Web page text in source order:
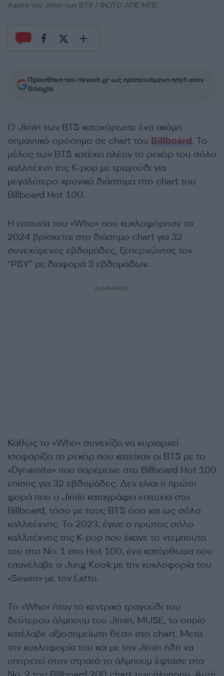
Αφίσα του Jimin των BTS / ΦΩΤΟ ΑΠΕ ΜΠΕ
Προσθήκη του newsit.gr ως προτεινόμενη πηγή στην
Google
Ο Jimin των BTS κατοχύρωσε ένα ακόμη
σημαντικό ορόσημο σε chart του Billboard. Το
μέλος των BTS κατέχει πλέον το ρεκόρ του σόλο
καλλιτέχνη της K-pop με τραγούδι για
μεγαλύτερο χρονικό διάστημα στο chart του
Billboard Hot 100.
Η επιτυχία του «Who» που κυκλοφόρησε το
2024 βρίσκεται στο διάσημο chart για 32
συνεχόμενες εβδομάδες, ξεπερνώντας τον
“PSY” με διαφορά 3 εβδομάδων.
ΔΙΑΦΗΜΙΣΗ
Καθώς το «Who» συνεχίζει να κυριαρχεί
ισοφαρίζει το ρεκόρ που κατείχαν οι BTS με το
«Dynamite» που παρέμεινε στο Billboard Hot 100
επίσης για 32 εβδομάδες. Δεν είναι η πρώτη
φορά που ο Jimin καταγράφει επιτυχία στο
Billboard, τόσο με τους BTS όσο και ως σόλο
καλλιτέχνης. Το 2023, έγινε ο πρώτος σόλο
καλλιτέχνης της K-pop που έκανε το ντεμπούτο
του στο Νο. 1 στο Hot 100, ένα κατόρθωμα που
επανέλαβε ο Jung Kook με την κυκλοφορία του
«Seven» με τον Latto.
Το «Who» ήταν το κεντρικό τραγούδι του
δεύτερου άλμπουμ του Jimin, MUSE, το οποίο
κατέλαβε αξιοσημείωτη θέση στο chart. Μετά
την κυκλοφορία του και με τον Jimin ήδη να
υπηρετεί στον στρατό το άλμπουμ έφτασε στο